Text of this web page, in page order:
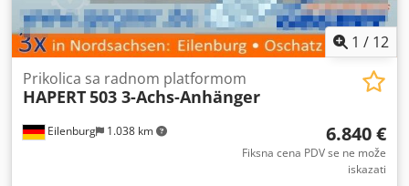
1 / 12
Eilenburg 1.038 km
Prikolica sa radnom platformom
HAPERT503 3-Achs-Anhänger
6.840 €
Fiksna cena PDV se ne može
iskazati